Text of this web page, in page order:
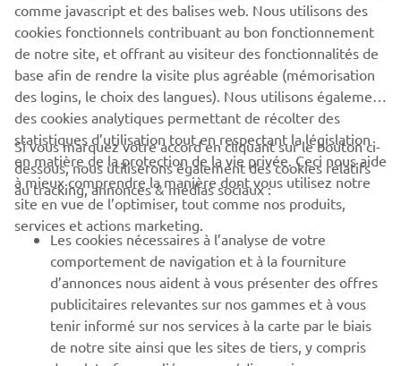
INSCRIPTION
CORPORATE
BUSINESS
PLUS YAMAHA
SUPPORT
NEWSLETTER
comme javascript et des balises web. Nous utilisons des
cookies fonctionnels contribuant au bon fonctionnement
de notre site, et offrant au visiteur des fonctionnalités de
base afin de rendre la visite plus agréable (mémorisation
des logins, le choix des langues). Nous utilisons également
des cookies analytiques permettant de récolter des
statistiques d’utilisation tout en respectant la législation
en matière de la protection de la vie privée. Ceci nous aide
à mieux comprendre la manière dont vous utilisez notre
site en vue de l’optimiser, tout comme nos produits,
services et actions marketing.
Si vous marquez votre accord en cliquant sur le bouton ci-
dessous, nous utiliserons également des cookies relatifs
au tracking, annonces & médias sociaux :
Les cookies nécessaires à l’analyse de votre
comportement de navigation et à la fourniture
d’annonces nous aident à vous présenter des offres
publicitaires relevantes sur nos gammes et à vous
tenir informé sur nos services à la carte par le biais
de notre site ainsi que les sites de tiers, y compris